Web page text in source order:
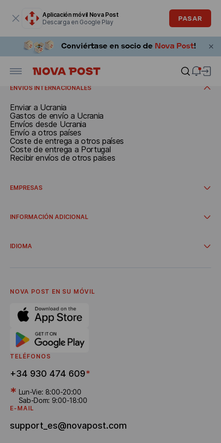
Aplicación móvil Nova Post
Descarga en Google Play
PASAR
Documentos y paquetes de hasta 30 kg
Llamar al servicio de mensajería
Coste de entrega
RECIBIR
Recepción de envíos en España
ENVÍOS INTERNACIONALES
Enviar a Ucrania
Gastos de envío a Ucrania
Envíos desde Ucrania
Envío a otros países
Coste de entrega a otros países
Coste de entrega a Portugal
Recibir envíos de otros países
EMPRESAS
Los pasos para iniciar la colaboración
INFORMACIÓN ADICIONAL
Entrega desde tiendas en línea
Condiciones de servicio
Carrera profesional
Programa de remisión
IDIOMA
Українська
Catalá
NOVA POST EN SU MÓVIL
TELÉFONOS
+34 930 474 609*
* Lun-Vie: 8:00-20:00
Sab-Dom: 9:00-18:00
E-MAIL
support_es@novapost.com